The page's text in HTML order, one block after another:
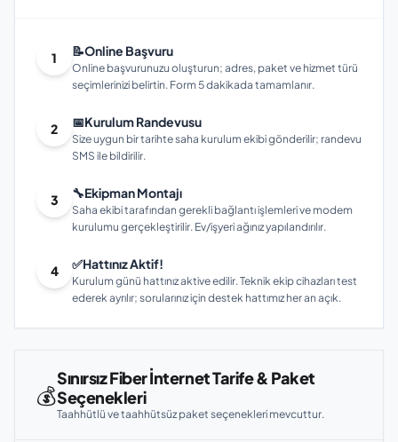
1 📝Online Başvuru
Online başvurunuzu oluşturun; adres, paket ve hizmet türü
seçimlerinizi belirtin. Form 5 dakikada tamamlanır.
2 📅Kurulum Randevusu
Size uygun bir tarihte saha kurulum ekibi gönderilir; randevu
SMS ile bildirilir.
3 🔧Ekipman Montajı
Saha ekibi tarafından gerekli bağlantı işlemleri ve modem
kurulumu gerçekleştirilir. Ev/işyeri ağınız yapılandırılır.
4 ✅Hattınız Aktif!
Kurulum günü hattınız aktive edilir. Teknik ekip cihazları test
ederek ayrılır; sorularınız için destek hattımız her an açık.
💰
Sınırsız Fiber İnternet Tarife & Paket
Seçenekleri
Taahhütlü ve taahhütsüz paket seçenekleri mevcuttur.